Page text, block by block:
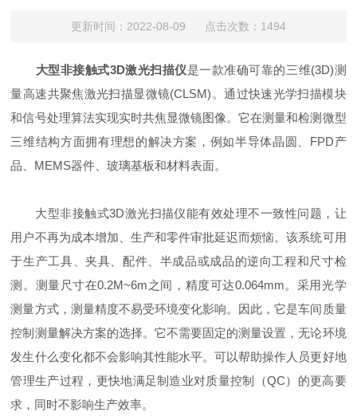
更新时间：2022-08-09 点击次数：1494
大型非接触式3D激光扫描仪是一款准确可靠的三维(3D)测
量高速共聚焦激光扫描显微镜(CLSM)。通过快速光学扫描模块
和信号处理算法实现实时共焦显微镜图像。它在测量和检测微型
三维结构方面拥有理想的解决方案，例如半导体晶圆、FPD产
品、MEMS器件、玻璃基板和材料表面。
大型非接触式3D激光扫描仪能有效处理不一致性问题，让
用户不再为成本增加、生产和零件审批延迟而烦恼。该系统可用
于生产工具、夹具、配件、半成品或成品的逆向工程和尺寸检
测。测量尺寸在0.2M~6m之间，精度可达0.064mm。采用光学
测量方式，测量精度不易受环境变化影响。因此，它是车间质量
控制测量解决方案的选择。它不需要固定的测量设置，无论环境
发生什么变化都不会影响其性能水平。可以帮助操作人员更好地
管理生产过程，更快地满足制造业对质量控制（QC）的更高要
求，同时不影响生产效率。